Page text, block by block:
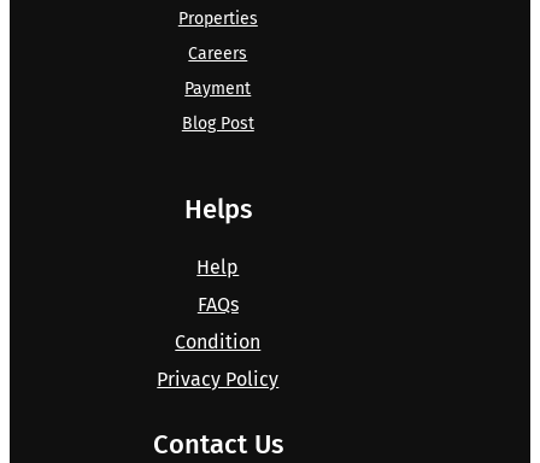
Properties
Careers
Payment
Blog Post
Helps
Help
FAQs
Condition
Privacy Policy
Contact Us